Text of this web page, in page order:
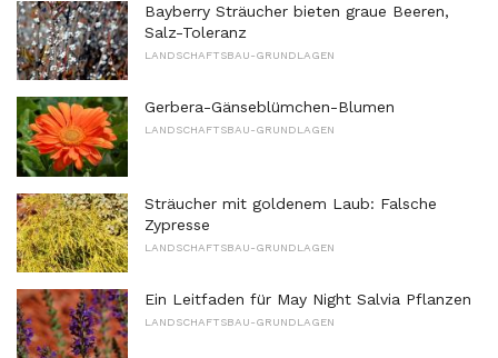
Bayberry Sträucher bieten graue Beeren,
Salz-Toleranz
LANDSCHAFTSBAU-GRUNDLAGEN
Gerbera-Gänseblümchen-Blumen
LANDSCHAFTSBAU-GRUNDLAGEN
Sträucher mit goldenem Laub: Falsche
Zypresse
LANDSCHAFTSBAU-GRUNDLAGEN
Ein Leitfaden für May Night Salvia Pflanzen
LANDSCHAFTSBAU-GRUNDLAGEN